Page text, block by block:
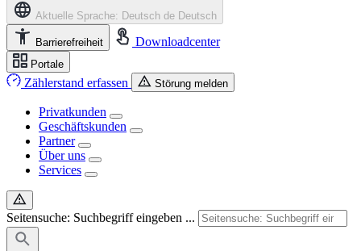
Aktuelle Sprache: Deutsch de Deutsch
Barrierefreiheit Downloadcenter
Portale
Zählerstand erfassen Störung melden
Privatkunden
Geschäftskunden
Partner
Über uns
Services
Seitensuche: Suchbegriff eingeben ...